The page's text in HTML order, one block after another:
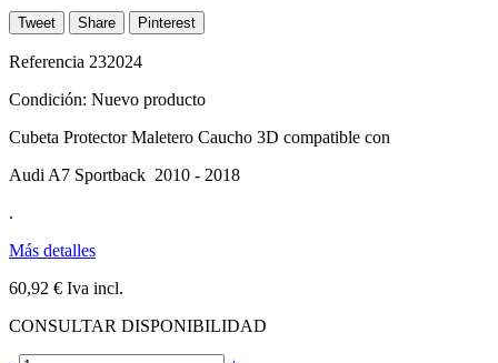
Tweet Share Pinterest
Referencia 232024
Condición: Nuevo producto
Cubeta Protector Maletero Caucho 3D compatible con
Audi A7 Sportback 2010 - 2018
.
Más detalles
60,92 € Iva incl.
CONSULTAR DISPONIBILIDAD